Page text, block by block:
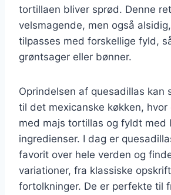
tortillaen bliver sprød. Denne
velsmagende, men også
tilpasses med forskellige fyld,
grøntsager eller bønner.
Oprindelsen af quesadillas kan
til det mexicanske køkken,
med majs tortillas og fyldt med
ingredienser. I dag er
favorit over hele verden og
variationer, fra klassiske
fortolkninger. De er perfekte til